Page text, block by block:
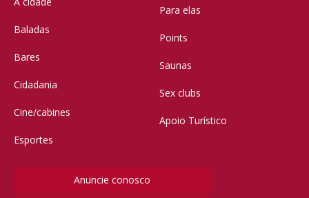
Baladas
Bares
Cidadania
Cine/cabines
Esportes
Para elas
Points
Saunas
Sex clubs
Apoio Turístico
Anuncie conosco